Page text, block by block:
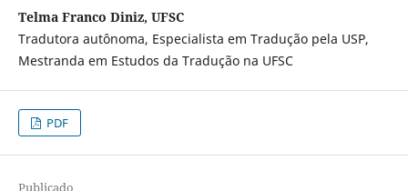
Telma Franco Diniz, UFSC
Tradutora autônoma, Especialista em Tradução pela USP,
Mestranda em Estudos da Tradução na UFSC
PDF
Publicado